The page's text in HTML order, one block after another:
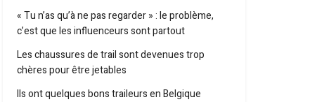
« Tu n’as qu’à ne pas regarder » : le problème,
c’est que les influenceurs sont partout
Les chaussures de trail sont devenues trop
chères pour être jetables
Ils ont quelques bons traileurs en Belgique